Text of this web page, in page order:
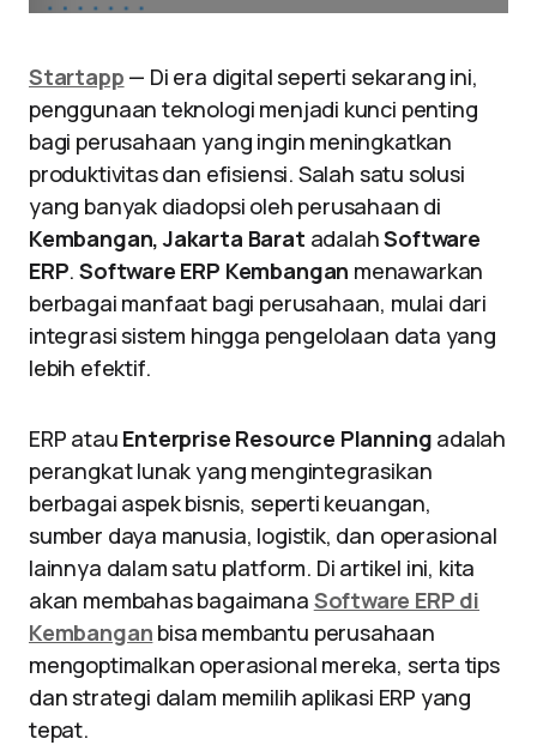
Startapp — Di era digital seperti sekarang ini,
penggunaan teknologi menjadi kunci penting
bagi perusahaan yang ingin meningkatkan
produktivitas dan efisiensi. Salah satu solusi
yang banyak diadopsi oleh perusahaan di
Kembangan, Jakarta Barat adalahSoftware
ERP.Software ERP Kembangan menawarkan
berbagai manfaat bagi perusahaan, mulai dari
integrasi sistem hingga pengelolaan data yang
lebih efektif.
ERP atau Enterprise Resource Planning adalah
perangkat lunak yang mengintegrasikan
berbagai aspek bisnis, seperti keuangan,
sumber daya manusia, logistik, dan operasional
lainnya dalam satu platform. Di artikel ini, kita
akan membahas bagaimana Software ERP di
Kembangan bisa membantu perusahaan
mengoptimalkan operasional mereka, serta tips
dan strategi dalam memilih aplikasi ERP yang
tepat.